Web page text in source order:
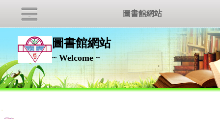
圖書館網站
~ Welcome ~
:::
圖書館網站